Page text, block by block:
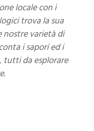
locale con i
trova la sua
nostre varietà di
i sapori ed i
da esplorare